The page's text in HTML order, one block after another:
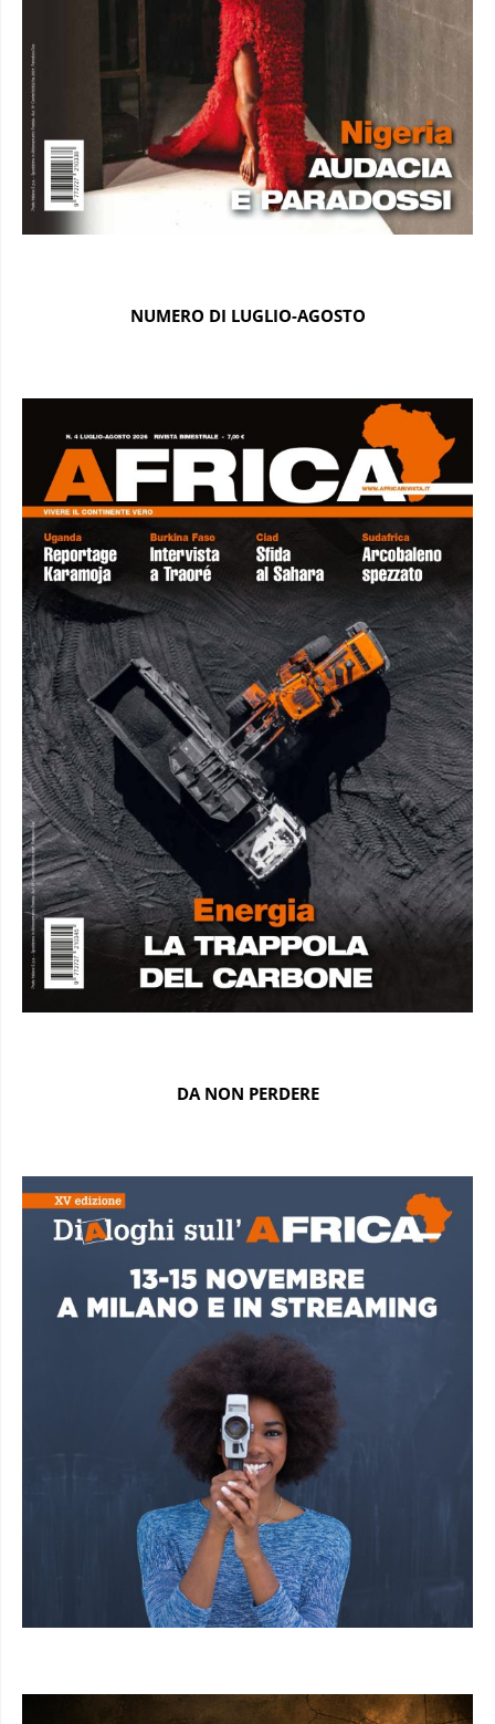
NUMERO DI LUGLIO-AGOSTO
DA NON PERDERE